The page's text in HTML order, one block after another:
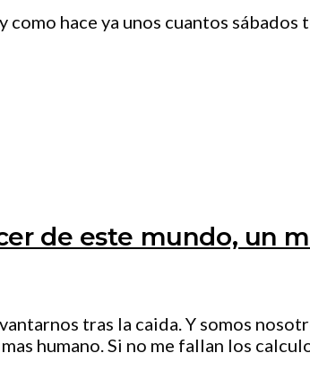
hace ya unos cuantos
de este mundo, un
tras la caida. Y somos
humano. Si no me fallan los